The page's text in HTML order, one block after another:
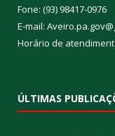
Fone: (93) 98417-0976
E-mail:
Horário de
ÚLTIMAS